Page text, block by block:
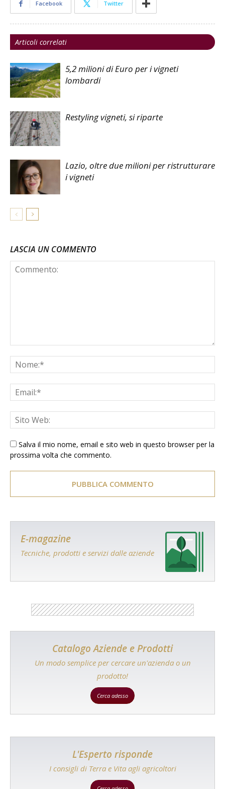
Facebook Twitter
Articoli correlati
5,2 milioni di Euro per i vigneti
lombardi
Restyling vigneti, si riparte
Lazio, oltre due milioni per ristrutturare
i vigneti
LASCIA UN COMMENTO
Salva il mio nome, email e sito web in questo browser per la
prossima volta che commento.
E-magazine
Tecniche, prodotti e servizi dalle aziende
Catalogo Aziende e Prodotti
Un modo semplice per cercare un'azienda o un
prodotto!
Cerca adesso
L'Esperto risponde
I consigli di Terra e Vita agli agricoltori